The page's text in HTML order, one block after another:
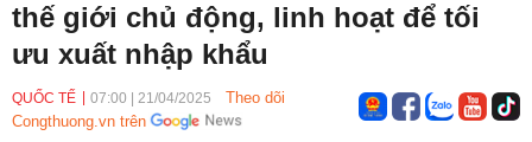
Hiệp định UKVFTA Thông tin thương vụ Quốc tế
thế giới chủ động, linh hoạt để tối
ưu xuất nhập khẩu
QUỐC TẾ 07:00 21/04/2025
Theo dõi
Congthuong.vn trên